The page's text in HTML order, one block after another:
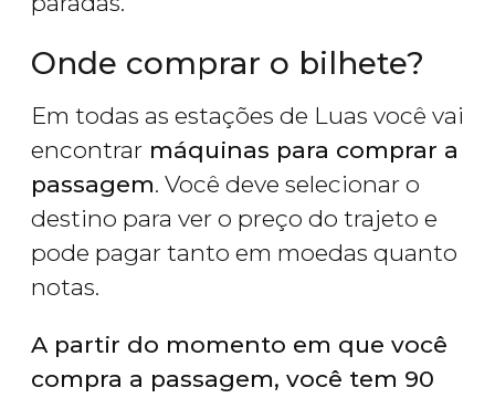
Onde comprar o bilhete?
Em todas as estações de Luas você vai
encontrar máquinas para comprar a
passagem. Você deve selecionar o
destino para ver o preço do trajeto e
pode pagar tanto em moedas quanto
notas.
A partir do momento em que você
compra a passagem, você tem 90